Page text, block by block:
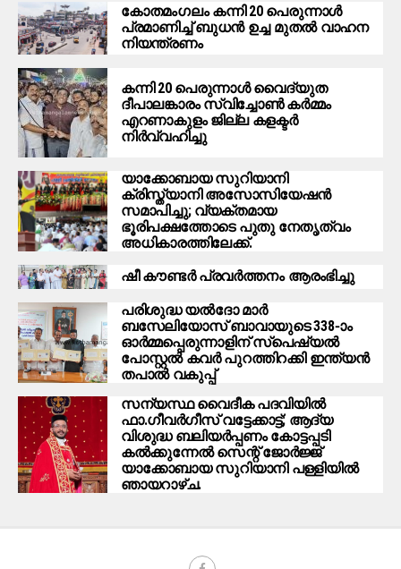
കോതമംഗലം കന്നി 20 പെരുന്നാൾ
പ്രമാണിച്ച് ബുധൻ ഉച്ച മുതൽ വാഹന
നിയന്ത്രണം
കന്നി 20 പെരുന്നാൾ വൈദ്യുത
ദീപാലങ്കാരം സ്വിച്ചോൺ കർമ്മം
എറണാകുളം ജില്ല കളക്ടർ
നിർവ്വഹിച്ചു
യാക്കോബായ സുറിയാനി
ക്രിസ്ത്യാനി അസോസിയേഷൻ
സമാപിച്ചു; വ്യക്തമായ
ഭൂരിപക്ഷത്തോടെ പുതു നേതൃത്വം
അധികാരത്തിലേക്ക്.
ഷീ കൗണ്ടർ പ്രവർത്തനം ആരംഭിച്ചു
പരിശുദ്ധ യല്‍ദോ മാര്‍
ബസേലിയോസ് ബാവായുടെ 338-ാം
ഓര്‍മ്മപ്പെരുന്നാളിന് സ്‌പെഷ്യല്‍
പോസ്റ്റല്‍ കവര്‍ പുറത്തിറക്കി ഇന്ത്യന്‍
തപാല്‍ വകുപ്പ്
സന്യസ്ഥ വൈദീക പദവിയിൽ
ഫാ.ഗീവർഗീസ് വട്ടേക്കാട്ട്; ആദ്യ
വിശുദ്ധ ബലിയർപ്പണം കോട്ടപ്പടി
കൽക്കുന്നേൽ സെന്റ് ജോർജ്ജ്
യാക്കോബായ സുറിയാനി പള്ളിയിൽ
ഞായറാഴ്ച.